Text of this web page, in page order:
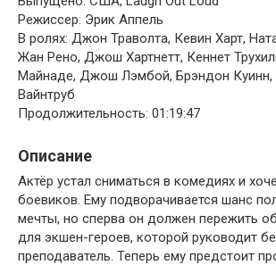
Режиссер: Эрик Аппель
В ролях: Джон Траволта, Кевин Харт,
Жан Рено, Джош Хартнетт, Кеннет
Майнаде, Джош Лэмбой, Брэндон Куинн,
Вайнтруб
Продолжительность: 01:19:47
Описание
Актёр устал сниматься в комедиях и
боевиков. Ему подворачивается шанс
мечты, но сперва он должен пережить
для экшен-героев, которой руководит
преподаватель. Теперь ему предстоит